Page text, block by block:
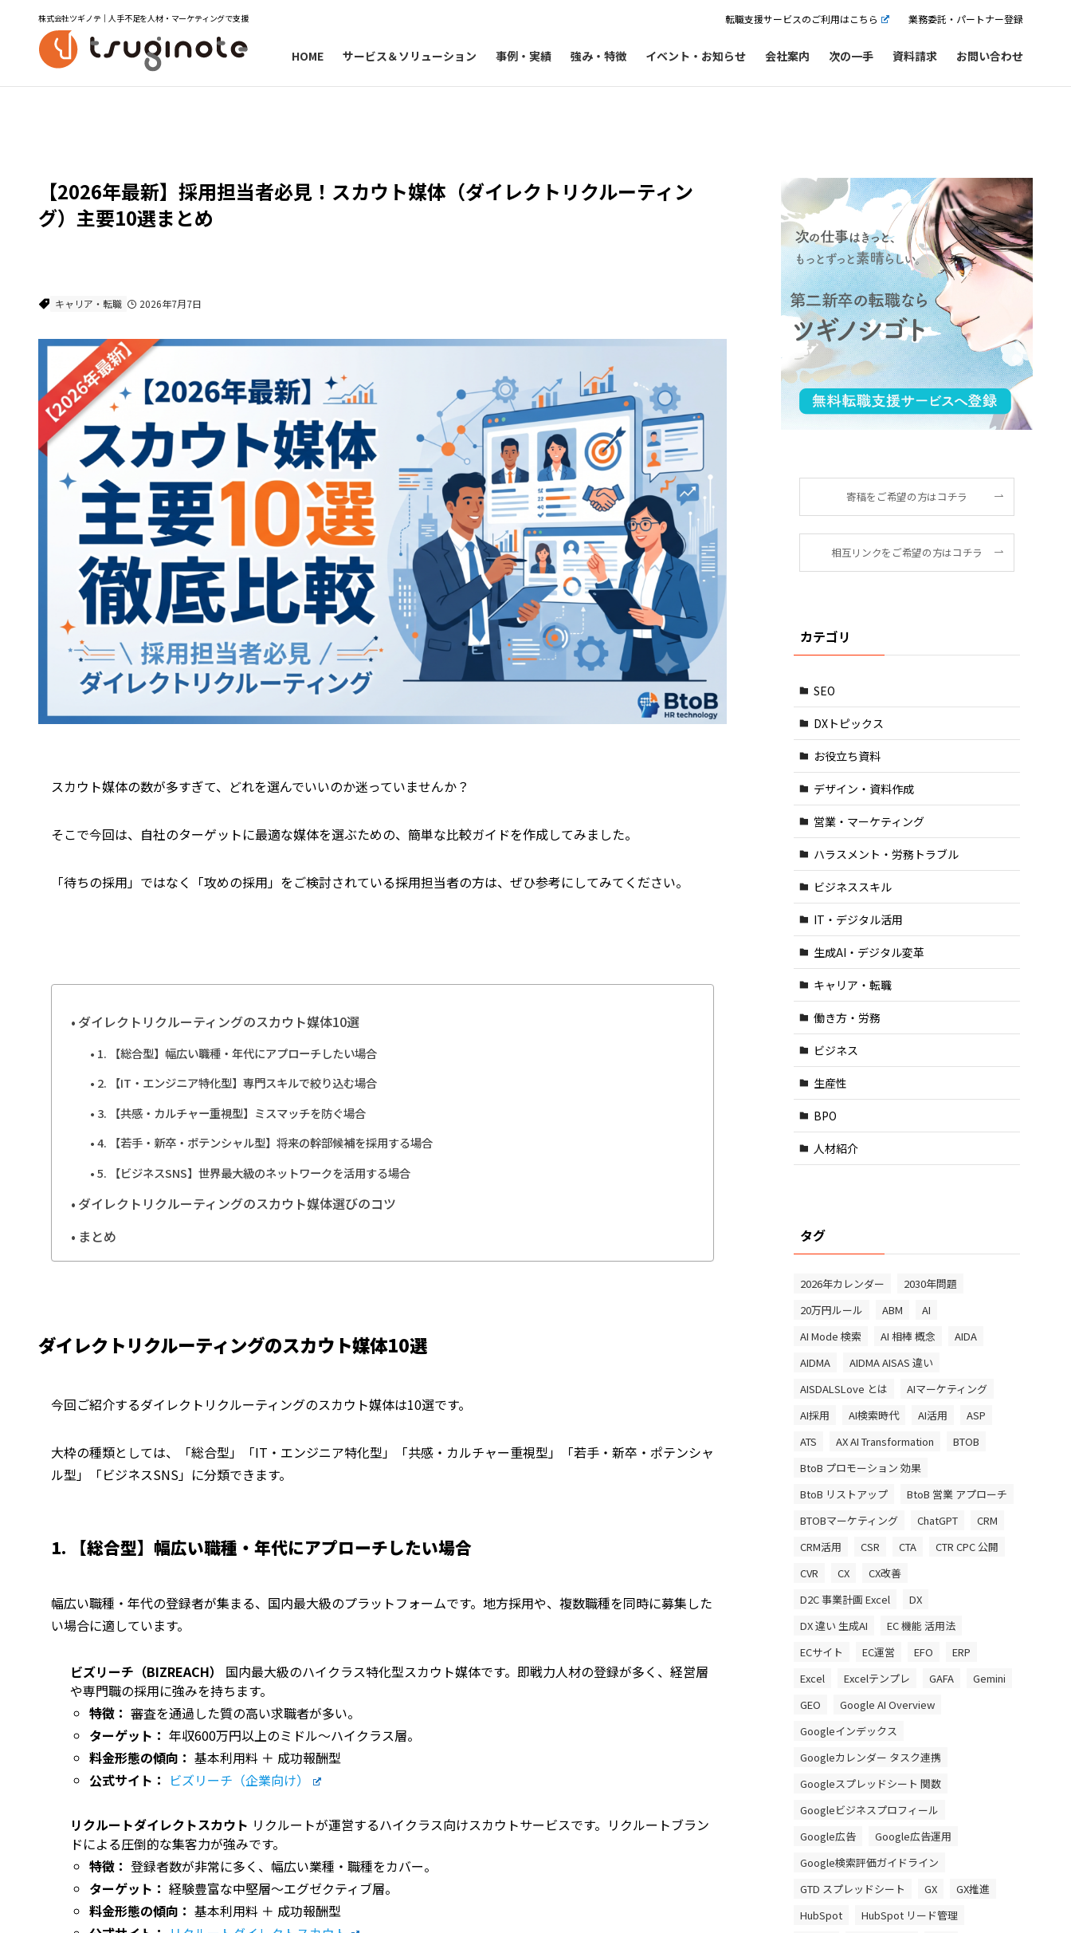
株式会社ツギノテ｜人手不足を人材・マーケティングで支援 転職支援サービスのご利用はこちら 業務委託・パートナー登録
HOME サービス＆ソリューション 事例・実績 強み・特徴 イベント・お知らせ 会社案内 次の一手 資料請求 お問い合わせ
【2026年最新】採用担当者必見！スカウト媒体（ダイレクトリクルーティン
グ）主要10選まとめ
キャリア・転職 2026年7月7日
スカウト媒体の数が多すぎて、どれを選んでいいのか迷っていませんか？
そこで今回は、自社のターゲットに最適な媒体を選ぶための、簡単な比較ガイドを作成してみました。
「待ちの採用」ではなく「攻めの採用」をご検討されている採用担当者の方は、ぜひ参考にしてみてください。
ダイレクトリクルーティングのスカウト媒体10選
1. 【総合型】幅広い職種・年代にアプローチしたい場合
2. 【IT・エンジニア特化型】専門スキルで絞り込む場合
3. 【共感・カルチャー重視型】ミスマッチを防ぐ場合
4. 【若手・新卒・ポテンシャル型】将来の幹部候補を採用する場合
5. 【ビジネスSNS】世界最大級のネットワークを活用する場合
ダイレクトリクルーティングのスカウト媒体選びのコツ
まとめ
ダイレクトリクルーティングのスカウト媒体10選
今回ご紹介するダイレクトリクルーティングのスカウト媒体は10選です。
大枠の種類としては、「総合型」「IT・エンジニア特化型」「共感・カルチャー重視型」「若手・新卒・ポテンシャ
ル型」「ビジネスSNS」に分類できます。
1. 【総合型】幅広い職種・年代にアプローチしたい場合
幅広い職種・年代の登録者が集まる、国内最大級のプラットフォームです。地方採用や、複数職種を同時に募集した
い場合に適しています。
ビズリーチ（BIZREACH）
国内最大級のハイクラス特化型スカウト媒体です。即戦力人材の登録が多く、経営層
や専門職の採用に強みを持ちます。
特徴： 審査を通過した質の高い求職者が多い。
ターゲット： 年収600万円以上のミドル〜ハイクラス層。
料金形態の傾向： 基本利用料 ＋ 成功報酬型
公式サイト： ビズリーチ（企業向け）
リクルートダイレクトスカウト リクルートが運営するハイクラス向けスカウトサービスです。リクルートブラン
ドによる圧倒的な集客力が強みです。
特徴： 登録者数が非常に多く、幅広い業種・職種をカバー。
ターゲット： 経験豊富な中堅層〜エグゼクティブ層。
料金形態の傾向： 基本利用料 ＋ 成功報酬型
寄稿をご希望の方はコチラ
相互リンクをご希望の方はコチラ
カテゴリ
SEO
DXトピックス
お役立ち資料
デザイン・資料作成
営業・マーケティング
ハラスメント・労務トラブル
ビジネススキル
IT・デジタル活用
生成AI・デジタル変革
キャリア・転職
働き方・労務
ビジネス
生産性
BPO
人材紹介
タグ
2026年カレンダー
2030年問題
20万円ルール
ABM
AI
AI Mode 検索
AI 相棒 概念
AIDA
AIDMA
AIDMA AISAS 違い
AISDALSLove とは
AIマーケティング
AI採用
AI検索時代 AI活用
ASP
ATS
AX AI Transformation
BTOB
BtoB プロモーション 効果
BtoB リストアップ
BtoB 営業 アプローチ
BTOBマーケティング
ChatGPT
CRM
CRM活用
CSR CTA
CTR CPC 公開
CVR
CX
CX改善
D2C 事業計画 Excel
DX
DX 違い 生成AI
EC 機能 活用法
ECサイト
EC運営 EFO
ERP
Excel
Excelテンプレ GAFA
Gemini
GEO
Google AI Overview
Googleインデックス
Googleカレンダー タスク連携
Googleスプレッドシート 関数
Googleビジネスプロフィール
Google広告
Google広告運用
Google検索評価ガイドライン
GTD スプレッドシート
GX
GX推進
HubSpot
HubSpot リード管理